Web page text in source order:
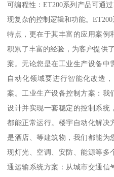
可编程性：ET200系列产品可通
现复杂的控制逻辑和功能。
特点，更在于其丰富的应用案例
积累了丰富的经验，为客户提供
案。无论您是在工业生产设备中
自动化领域要进行智能化改造
案。工业生产设备控制方案：我
设计并实现一套稳定的控制系统
都能正常运行。楼宇自动化解决
是酒店、等建筑物，我们都能为
现灯光、空调、安防、能源等多
通运输系统方案：从城市交通信